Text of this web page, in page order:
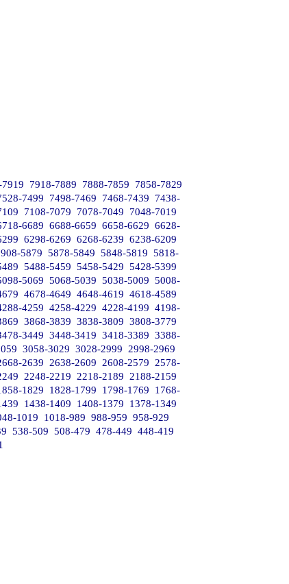
7918-7889 7888-7859
7858-7829
7499 7498-7469 7468-7439
7438-
7108-7079 7078-7049
7048-7019
6689 6688-6659 6658-6629 6628-
6298-6269 6268-6239 6238-6209
5879 5878-5849 5848-5819 5818-
5488-5459 5458-5429 5428-5399
5069 5068-5039 5038-5009 5008-
4678-4649 4648-4619 4618-4589
4259 4258-4229 4228-4199 4198-
3868-3839 3838-3809 3808-3779
3449 3448-3419 3418-3389 3388-
3058-3029 3028-2999
2998-2969
2639 2638-2609 2608-2579
2578-
2248-2219 2218-2189
2188-2159
1829 1828-1799 1798-1769
1768-
1438-1409 1408-1379
1378-1349
1019 1018-989 988-959 958-929
538-509 508-479 478-449 448-419